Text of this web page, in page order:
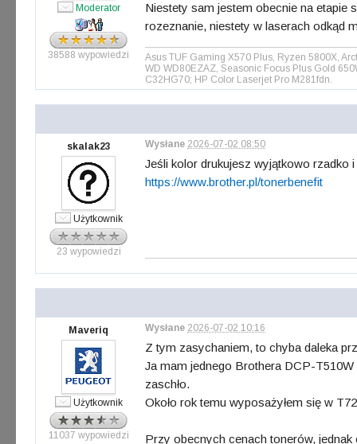
Moderator
38588 wypowiedzi
Niestety sam jestem obecnie na etapie
rozeznanie, niestety w laserach odkąd
Asus TUF Gaming X570 Plus, Ryzen 5800X,
WD WD80EZAZ, Seasonic Focus Plus Gold
C32HG70; HP Color Laserjet Pro M281fdn.
skalak23
Użytkownik
23 wypowiedzi
Wysłane 2026-07-02 08:50
Jeśli kolor drukujesz wyjątkowo rzadko
https://www.brother.pl/tonerbenefit
Maveriq
Użytkownik
11037 wypowiedzi
Wysłane 2026-07-02 10:16
Z tym zasychaniem, to chyba daleka
Ja mam jednego Brothera DCP-
zaschło.
Około rok temu wyposażyłem się w
Przy obecnych cenach tonerów,